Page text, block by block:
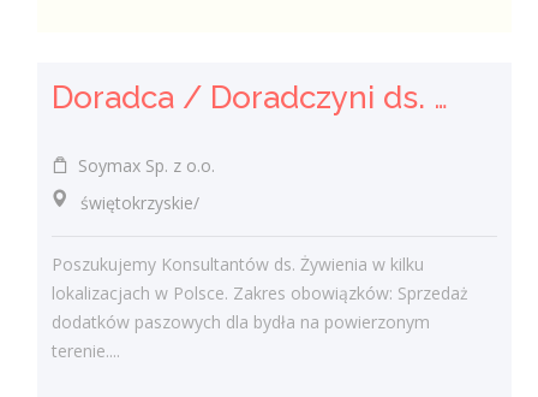
Doradca / Doradczyni ds. Żywienia Zwierząt
Soymax Sp. z o.o.
świętokrzyskie/
Poszukujemy Konsultantów ds. Żywienia w kilku
lokalizacjach w Polsce. Zakres obowiązków: Sprzedaż
dodatków paszowych dla bydła na powierzonym
terenie....